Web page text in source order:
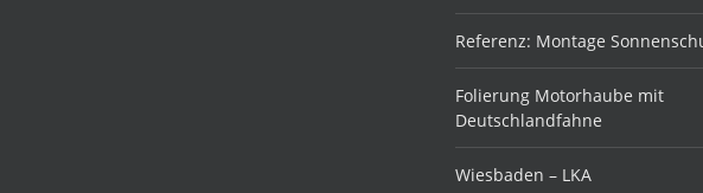
Referenz: Montage
Folierung Motorhaube mit
Deutschlandfahne
Wiesbaden – LKA